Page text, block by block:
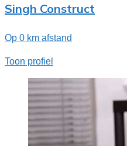
Singh Construct
Op 0 km afstand
Toon profiel